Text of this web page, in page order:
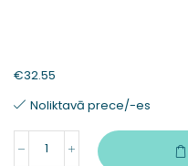
€32.55
Noliktavā prece/-es